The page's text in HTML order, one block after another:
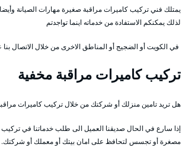
يمتلك فني تركيب كاميرات مراقبة صغيرة مهارات الصيانة
لذلك يمكنكم الاستفادة من خدماته اينما تواجدتم
في الكويت أو الضجيج أو المناطق الاخرى من خلال الاتصال بنا على
تركيب كاميرات مراقبة مخفية
هل تريد تامين منزلك أو شركتك من خلال تركيب كاميرات
إذا سارع في الحال صديقنا العميل الى طلب خدماتنا في تركيب
مصغرة أو تجسس لتحافظ على امان بيتك أو معملك أو شركتك.